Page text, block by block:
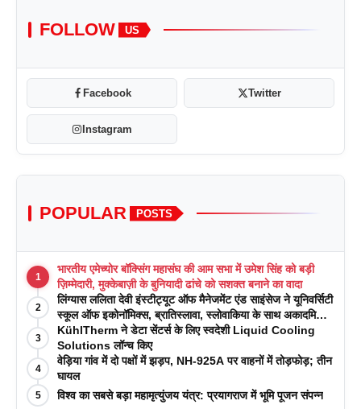
FOLLOW US
Facebook Twitter
Instagram
POPULAR POSTS
1
भारतीय एमेच्योर बॉक्सिंग महासंघ की आम सभा में उमेश सिंह को बड़ी
ज़िम्मेदारी, मुक्केबाज़ी के बुनियादी ढांचे को सशक्त बनाने का वादा
2
लिंग्यास ललिता देवी इंस्टीट्यूट ऑफ मैनेजमेंट एंड साइंसेज ने यूनिवर्सिटी
स्कूल ऑफ इकोनॉमिक्स, ब्रातिस्लावा, स्लोवाकिया के साथ अकादमिक
पत्रिकाओं में प्रकाशन रणनीतियों पर एक दिवसीय कार्यशाला का
आयोजन किया
3
KühlTherm ने डेटा सेंटर्स के लिए स्वदेशी Liquid Cooling
Solutions लॉन्च किए
4
वेड़िया गांव में दो पक्षों में झड़प, NH-925A पर वाहनों में तोड़फोड़; तीन
घायल
5 विश्व का सबसे बड़ा महामृत्युंजय यंत्र: प्रयागराज में भूमि पूजन संपन्न